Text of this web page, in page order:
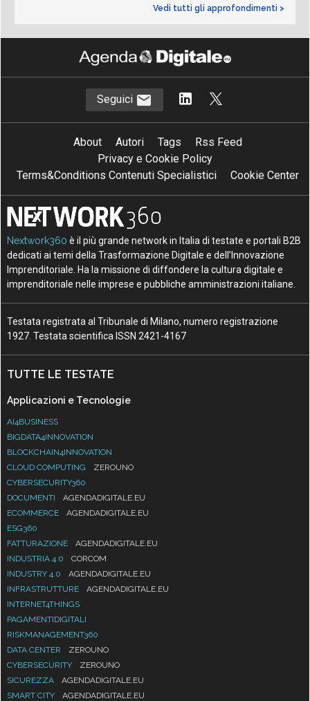
Vedi tutti gli approfondimenti >
Seguici
About Autori Tags
Rss Feed
Privacy e Cookie Policy
Terms&Conditions Contenuti Specialistici
Cookie Center
Nextwork360 è il più grande network in Italia di testate e portali B2B
dedicati ai temi della Trasformazione Digitale e dell’Innovazione
Imprenditoriale. Ha la missione di diffondere la cultura digitale e
imprenditoriale nelle imprese e pubbliche amministrazioni italiane.
Testata registrata al Tribunale di Milano, numero registrazione
1927. Testata scientifica ISSN 2421-4167
TUTTE LE TESTATE
Applicazioni e Tecnologie
AI4BUSINESS
BIGDATA4INNOVATION
BLOCKCHAIN4INNOVATION
CLOUD COMPUTING
ZEROUNO
CYBERSECURITY360
DOCUMENTI
AGENDADIGITALE.EU
ECOMMERCE
AGENDADIGITALE.EU
ESG360
FATTURAZIONE
AGENDADIGITALE.EU
INDUSTRIA 4.0
CORCOM
INDUSTRY 4.0
AGENDADIGITALE.EU
INFRASTRUTTURE
AGENDADIGITALE.EU
INTERNET4THINGS
PAGAMENTIDIGITALI
RISKMANAGEMENT360
DATA CENTER
ZEROUNO
CYBERSECURITY
ZEROUNO
SICUREZZA
AGENDADIGITALE.EU
SMART CITY
AGENDADIGITALE.EU